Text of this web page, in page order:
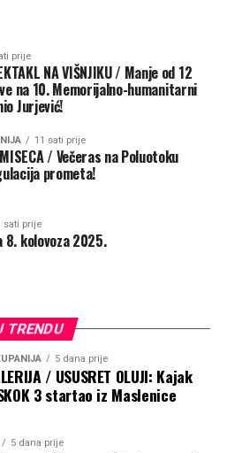
da podignu pogled
prekriže se i barem
putu života
ne započinjemo sami i da
plod naše vještine, nego i
kip bude svjetionik vjere i
Majka koja nas upućuje
Spasitelju“, poručio je
prije
NA VIŠNJIKU / Manje od 12
na 10. Memorijalno-humanitarni
Jurjević!
11 sati prije
MISECA / Večeras na Poluotoku
prometa!
sati prije
8. kolovoza 2025.
TRENDU
5 dana prije
/ USUSRET OLUJI: Kajak
3 startao iz Maslenice
5 dana prije